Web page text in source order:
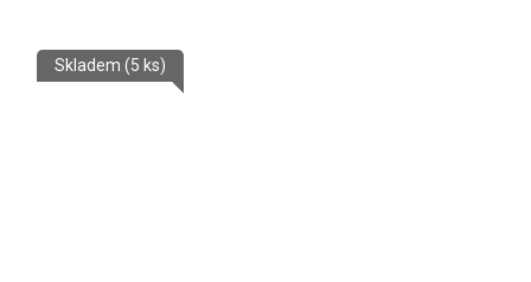
Skladem (5 ks)